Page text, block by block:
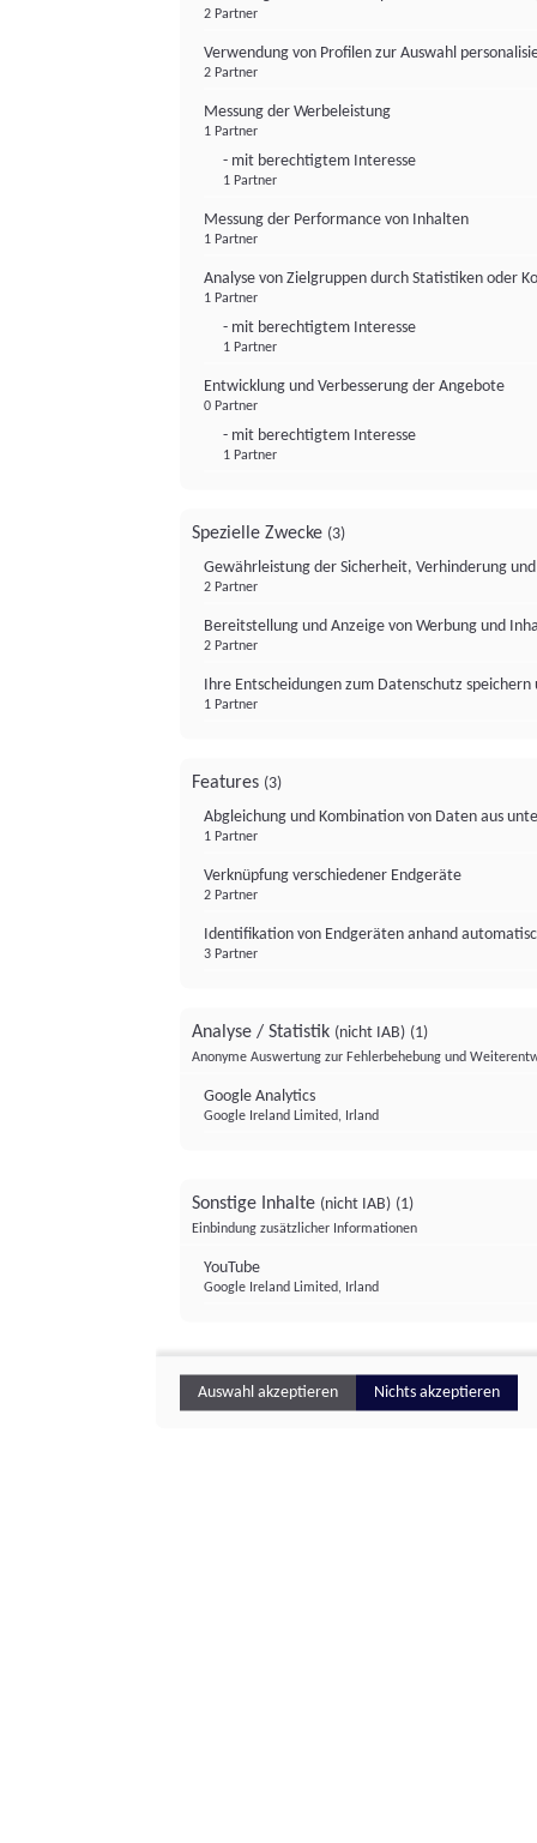
2 Partner
Verwendung von Profilen zur Auswahl
2 Partner
Messung der Werbeleistung
1 Partner
- mit berechtigtem Interesse
1 Partner
Messung der Performance von Inhalten
1 Partner
Analyse von Zielgruppen durch Statistiken oder
1 Partner
- mit berechtigtem Interesse
1 Partner
Entwicklung und Verbesserung der Angebote
0 Partner
- mit berechtigtem Interesse
1 Partner
Spezielle Zwecke (3)
Gewährleistung der Sicherheit, Verhinderung
2 Partner
Bereitstellung und Anzeige von Werbung und
2 Partner
Ihre Entscheidungen zum Datenschutz
1 Partner
Features (3)
Abgleichung und Kombination von Daten aus
1 Partner
Verknüpfung verschiedener Endgeräte
2 Partner
Identifikation von Endgeräten anhand
3 Partner
Analyse / Statistik (nicht IAB) (1)
Anonyme Auswertung zur Fehlerbehebung und
Google Analytics
Google Ireland Limited, Irland
Sonstige Inhalte (nicht IAB) (1)
Einbindung zusätzlicher Informationen
YouTube
Google Ireland Limited, Irland
Auswahl akzeptieren Nichts akzeptieren